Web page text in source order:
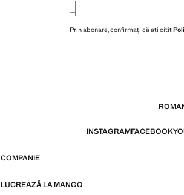
Prin abonare, confirmați că ați citit
INSTAGRAMFACEBOOK
COMPANIE
LUCREAZĂ LA MANGO